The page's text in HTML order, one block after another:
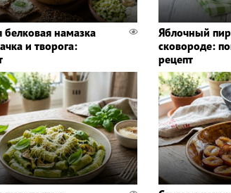
белковая намазка
и творога:
Яблочный
сковороде:
рецепт